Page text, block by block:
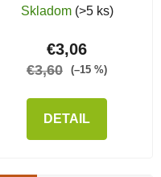
Stopper
Skladom (>5 ks)
€3,06
€3,60 (–15 %)
DETAIL